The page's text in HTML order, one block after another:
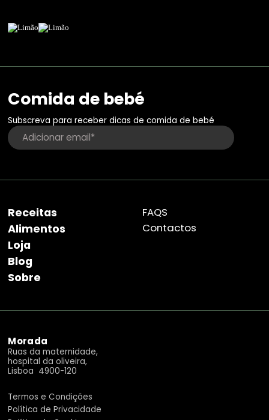
Comida de bebé
Subscreva para receber dicas de comida de bebé
Receitas
Alimentos
Loja
Blog
Sobre
FAQS
Contactos
Morada
Ruas da maternidade,
hospital da oliveira,
Lisboa 4900-120
Termos e Condições
Política de Privacidade